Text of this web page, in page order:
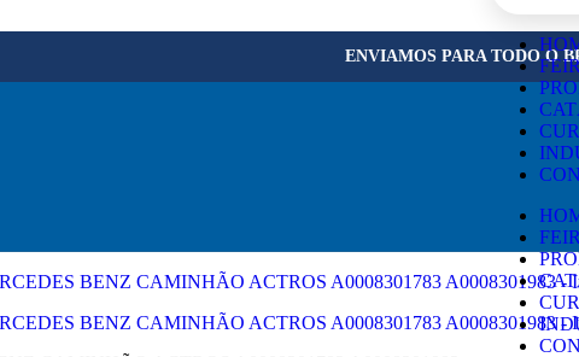
ENVIAMOS PARA TODO O